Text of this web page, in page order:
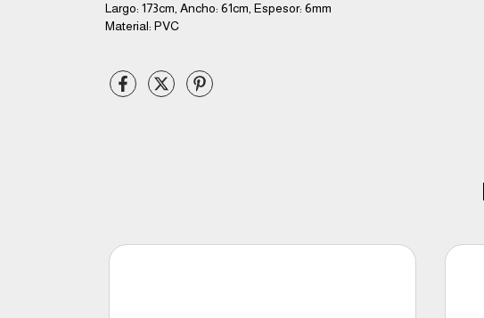
Largo: 173cm, Ancho: 61cm, Espesor: 6mm
Material: PVC